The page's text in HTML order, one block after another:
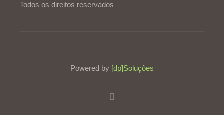
Todos os direitos reservados
Powered by [dp]Soluções